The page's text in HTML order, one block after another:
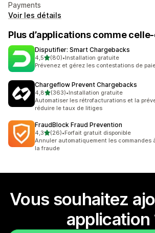
Payments
Voir les détails
Plus d’applications comme
Disputifier: Smart Chargebacks
4,5étoile(s) sur 5
(80)
80 avis au total
•Installation gratuite
Prévenez et gérez les contestations de
Chargeflow Prevent Chargebacks
4,8étoile(s) sur 5
(363)
363 avis au total
•Installation gratuite
Automatiser les rétrofacturations et la
réduire le taux de litiges
FraudBlock Fraud Prevention
4,3étoile(s) sur 5
(26)
26 avis au total
•Forfait gratuit disponible
Annuler automatiquement les commandes
la fraude
Vous souhaitez
application